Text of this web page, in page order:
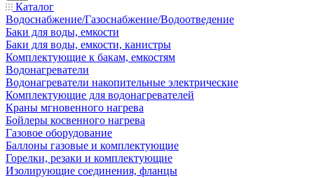
Каталог
Водоснабжение/Газоснабжение/Водоотведение
Баки для воды, емкости
Баки для воды, емкости, канистры
Комплектующие к бакам, емкостям
Водонагреватели
Водонагреватели накопительные электрические
Комплектующие для водонагревателей
Краны мгновенного нагрева
Бойлеры косвенного нагрева
Газовое оборудование
Баллоны газовые и комплектующие
Горелки, резаки и комплектующие
Изолирующие соединения, фланцы